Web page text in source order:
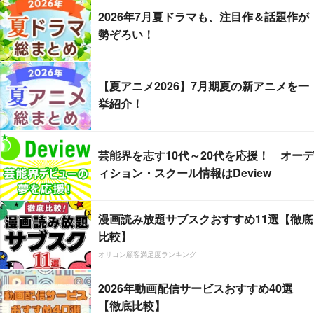
2026年7月夏ドラマも、注目作＆話題作が
勢ぞろい！
【夏アニメ2026】7月期夏の新アニメを一
挙紹介！
芸能界を志す10代～20代を応援！ オーデ
ィション・スクール情報はDeview
漫画読み放題サブスクおすすめ11選【徹底
比較】
オリコン顧客満足度ランキング
2026年動画配信サービスおすすめ40選
【徹底比較】